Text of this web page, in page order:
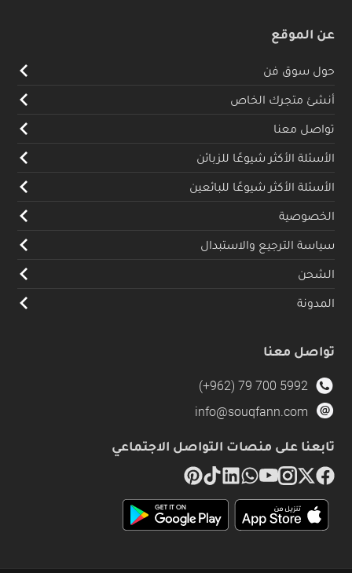
عن الموقع
حول سوق فن
أنشئ متجرك الخاص
تواصل معنا
الأسئلة الأكثر شيوعًا للزبائن
الأسئلة الأكثر شيوعًا للبائعين
الخصوصية
سياسة الترجيع والاستبدال
الشحن
المدونة
تواصل معنا
(+962) 79 700 5992
info@souqfann.com
تابعنا على منصات التواصل الاجتماعي